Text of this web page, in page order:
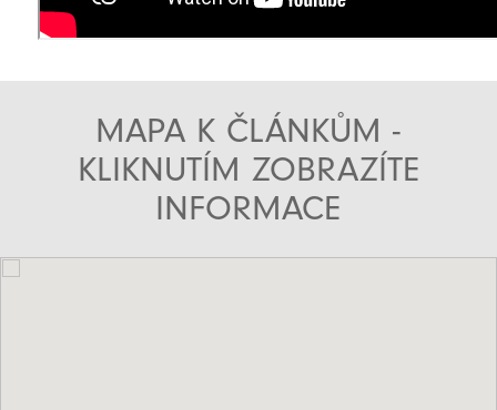
MAPA K ČLÁNKŮM -
KLIKNUTÍM ZOBRAZÍTE
INFORMACE